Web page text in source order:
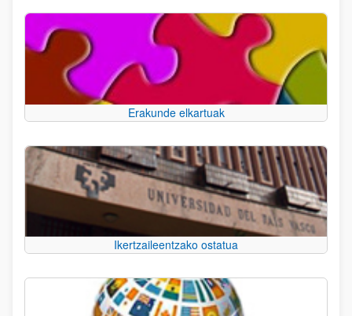
Erakunde elkartuak
Ikertzaileentzako ostatua